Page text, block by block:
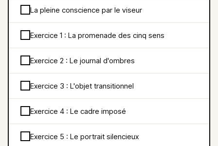
La pleine conscience par le viseur
Exercice 1 : La promenade des cinq sens
Exercice 2 : Le journal d'ombres
Exercice 3 : L'objet transitionnel
Exercice 4 : Le cadre imposé
Exercice 5 : Le portrait silencieux